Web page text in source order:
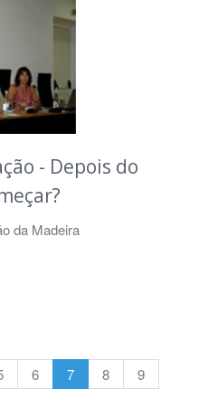
- Depois do
da Madeira
6 7 8
9